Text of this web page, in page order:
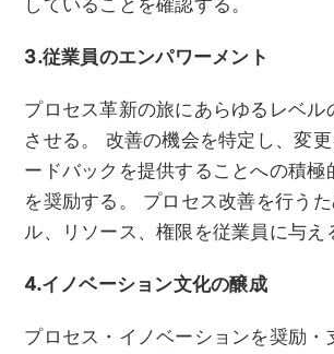
3.従業員のエンパワーメント
プロセス革新の旅にあらゆるレベル
させる。 改善の機会を特定し、変
ードバックを提供することへの積極
を奨励する。 プロセス改善を行う
ル、リソース、権限を従業員に与え
4.イノベーション文化の醸成
プロセス・イノベーションを奨励・